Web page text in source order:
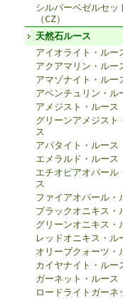
シルバーベゼルセッ
（CZ）
天然石ルース
アイオライト・ルー
アクアマリン・ルー
アマゾナイト・ルー
アベンチュリン・ル
アメジスト・ルース
グリーンアメジスト
ス
アパタイト・ルース
エメラルド・ルース
エチオピアオパール
ス
ファイアオパール・
ブラックオニキス・
グリーンオニキス・
レッドオニキス・ル
オリーブクォーツ・
カイヤナイト・ルー
ガーネット・ルース
ロードライトガーネ